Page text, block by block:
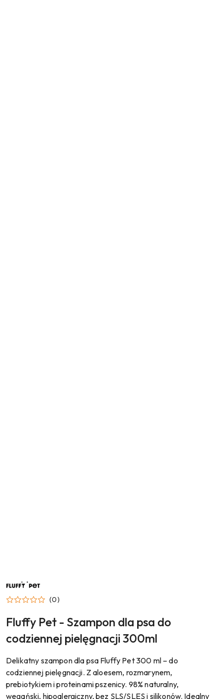
NAZWA
PRODUCENTA:
FLUFFY
PET (0)
Fluffy Pet - Szampon dla psa do
codziennej pielęgnacji 300ml
Delikatny szampon dla psa Fluffy Pet 300 ml – do
codziennej pielęgnacji. Z aloesem, rozmarynem,
prebiotykiem i proteinami pszenicy. 98% naturalny,
wegański, hipoalergiczny, bez SLS/SLES i silikonów. Idealny